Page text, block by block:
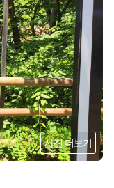
사진 더보기